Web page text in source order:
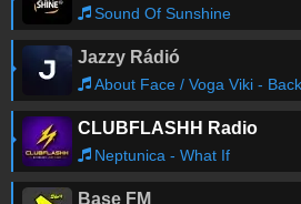
Sound Of Sunshine
Jazzy Rádió
About Face / Voga Viki -
CLUBFLASHH Radio
Neptunica - What If
Base FM